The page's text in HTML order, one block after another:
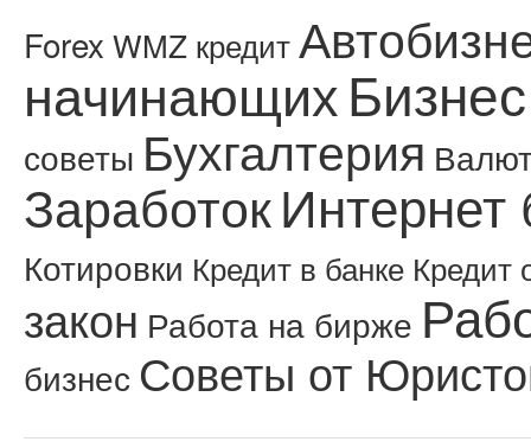
Forex WMZ кредит
начинающих
советы Бухгалтерия
ЗаработокИнтернет
Котировки Кредит в банке Кредит
закон Работа на бирже
бизнес Советы от